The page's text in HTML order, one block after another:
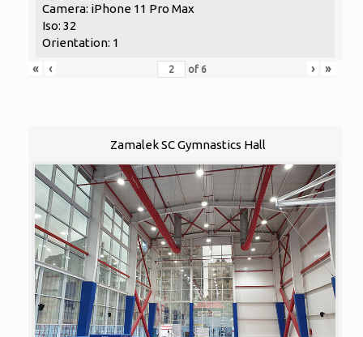
Camera: iPhone 11 Pro Max
Iso: 32
Orientation: 1
«
‹ of 6 › »
Zamalek SC Gymnastics Hall